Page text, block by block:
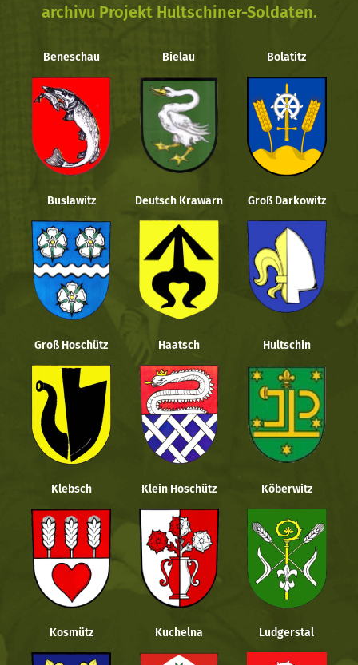
archivu Projekt Hultschiner-Soldaten.
Beneschau Bielau Bolatitz
Buslawitz Deutsch Krawarn Groß Darkowitz
Groß Hoschütz Haatsch Hultschin
Klebsch Klein Hoschütz Köberwitz
Kosmütz Kuchelna Ludgerstal